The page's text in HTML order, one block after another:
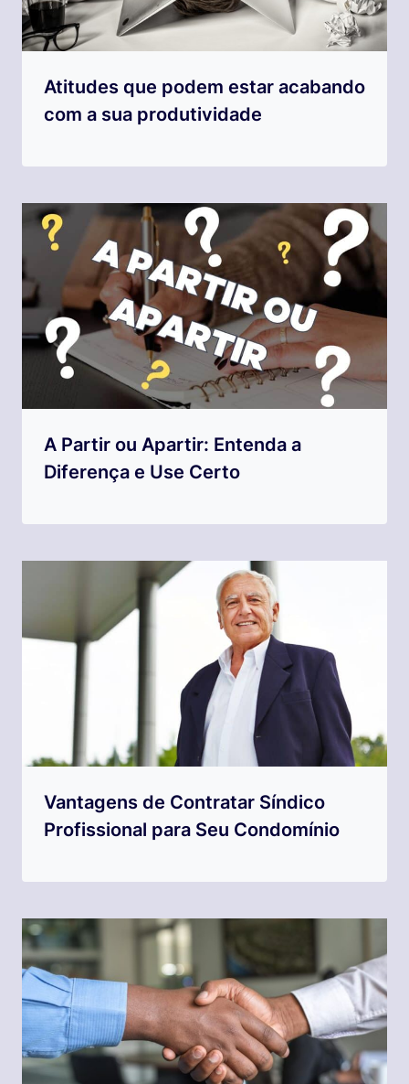
Atitudes que podem estar acabando
com a sua produtividade
A Partir ou Apartir: Entenda a
Diferença e Use Certo
Vantagens de Contratar Síndico
Profissional para Seu Condomínio